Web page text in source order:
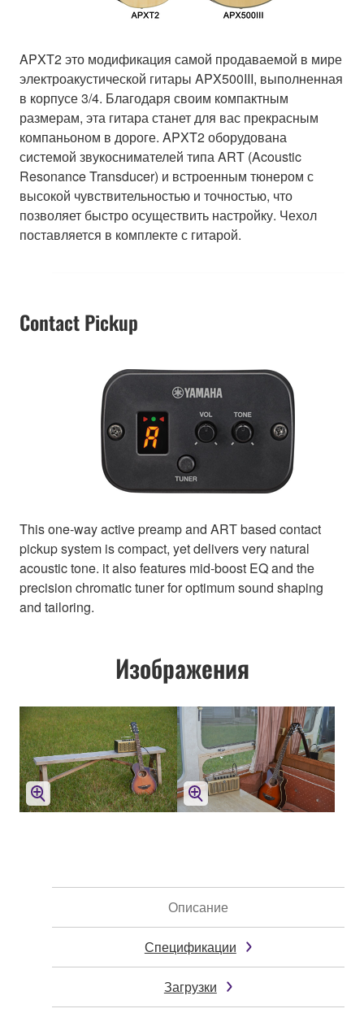
APXT2 это модификация самой продаваемой в мире
электроакустической гитары APX500III, выполненная
в корпусе 3/4. Благодаря своим компактным
размерам, эта гитара станет для вас прекрасным
компаньоном в дороге. APXT2 оборудована
системой звукоснимателей типа ART (Acoustic
Resonance Transducer) и встроенным тюнером с
высокой чувствительностью и точностью, что
позволяет быстро осуществить настройку. Чехол
поставляется в комплекте с гитарой.
Contact Pickup
This one-way active preamp and ART based contact
pickup system is compact, yet delivers very natural
acoustic tone. it also features mid-boost EQ and the
precision chromatic tuner for optimum sound shaping
and tailoring.
Изображения
Описание
Спецификации
Загрузки